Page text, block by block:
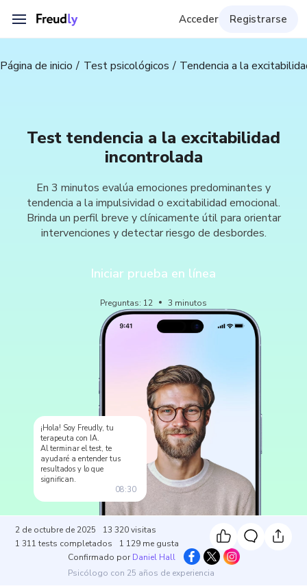
Acceder Registrarse
Página de inicio Test psicológicos Tendencia a la
Test tendencia a la excitabilidad
incontrolada
En 3 minutos evalúa emociones predominantes y
tendencia a la impulsividad o excitabilidad emocional.
Brinda un perfil breve y clínicamente útil para orientar
intervenciones y detectar riesgo de desbordes.
Iniciar prueba en línea
Preguntas: 12 3 minutos
¡Hola! Soy Freudly, tu
terapeuta con IA.
Al terminar el test, te
ayudaré a entender tus
resultados y lo que
significan.
08:30
2 de octubre de 2025 13 320 visitas
1 311 tests completados 1 129 me gusta
Confirmado por Daniel Hall
Psicólogo con 25 años de experiencia